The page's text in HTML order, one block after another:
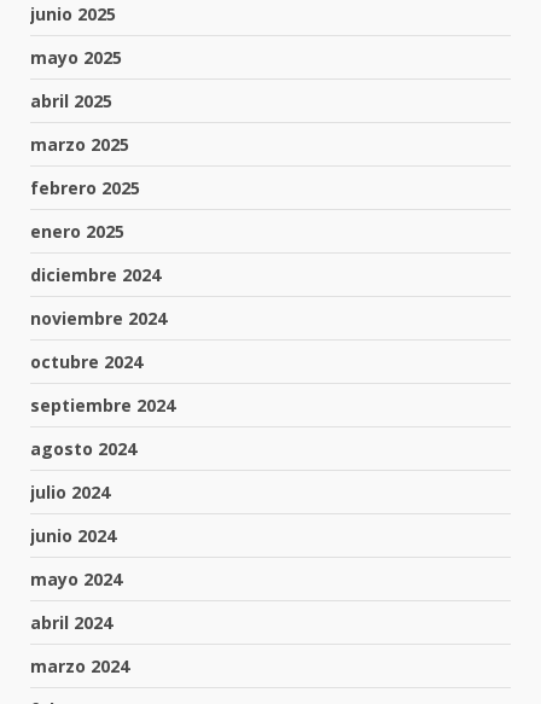
junio 2025
mayo 2025
abril 2025
marzo 2025
febrero 2025
enero 2025
diciembre 2024
noviembre 2024
octubre 2024
septiembre 2024
agosto 2024
julio 2024
junio 2024
mayo 2024
abril 2024
marzo 2024